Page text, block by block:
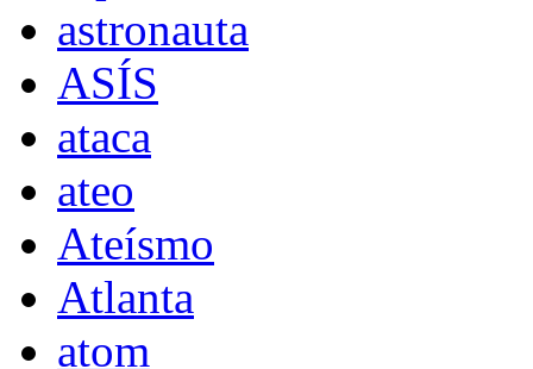
astronauta
ASÍS
ataca
ateo
Ateísmo
Atlanta
atom